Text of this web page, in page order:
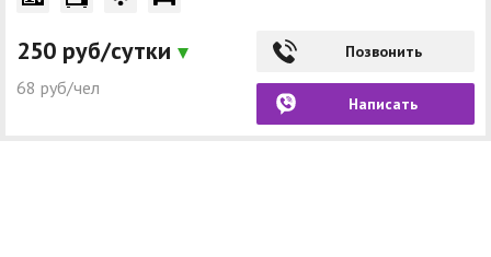
250 руб/сутки
68 руб/чел
Позвонить
Написать